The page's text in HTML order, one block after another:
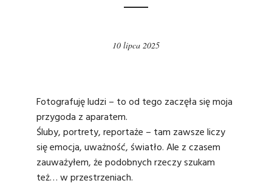
10 lipca 2025
Fotografuję ludzi – to od tego zaczęła się moja
przygoda z aparatem.
Śluby, portrety, reportaże – tam zawsze liczy
się emocja, uważność, światło. Ale z czasem
zauważyłem, że podobnych rzeczy szukam
też… w przestrzeniach.